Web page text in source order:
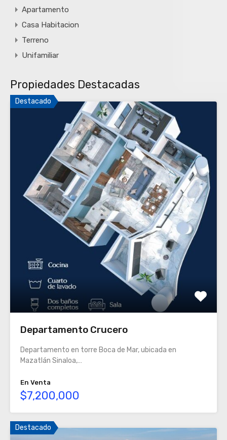
Apartamento
Casa Habitacion
Terreno
Unifamiliar
Propiedades Destacadas
Destacado
Departamento Crucero
Departamento en torre Boca de Mar, ubicada en
Mazatlán Sinaloa,…
En Venta
$7,200,000
Destacado